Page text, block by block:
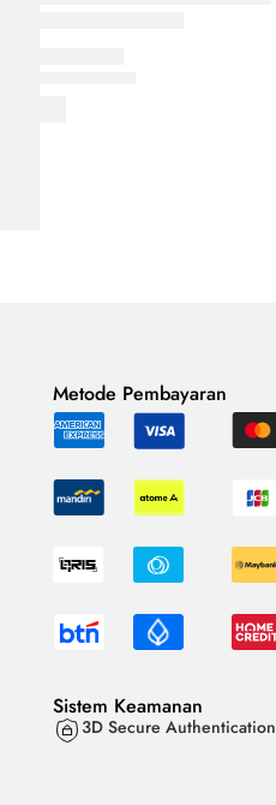
Metode Pembayaran
Sistem Keamanan
3D Secure Authentication